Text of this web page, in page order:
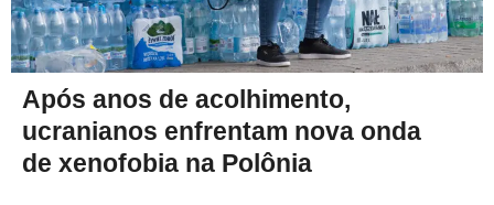
Após anos de acolhimento,
ucranianos enfrentam nova onda
de xenofobia na Polônia